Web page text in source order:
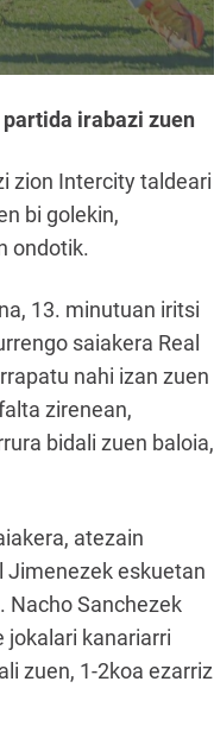
irabazi zuen
zion Intercity taldeari
bi golekin,
ondotik.
13. minutuan iritsi
saiakera Real
nahi izan zuen
zirenean,
bidali zuen baloia,
atezain
Jimenezek eskuetan
Nacho Sanchezek
jokalari kanariarri
zuen, 1-2koa ezarriz